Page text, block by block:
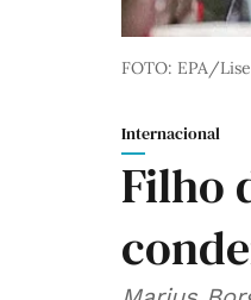
FOTO: EPA/
Internacional
Filho